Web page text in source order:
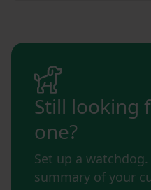
Still looking
one?
Set up a
summary of your